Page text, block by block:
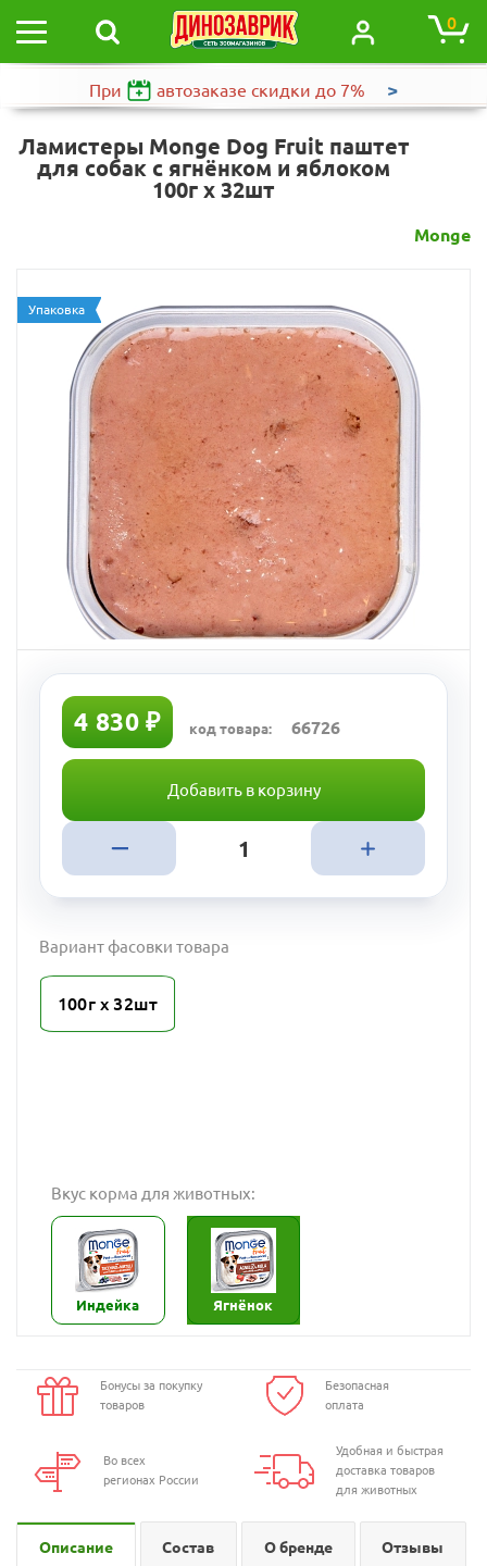
0
При автозаказе скидки до 7% >
Ламистеры Monge Dog Fruit паштет
для собак с ягнёнком и яблоком
100г х 32шт
Monge
Упаковка
4 830 ₽ код товара: 66726
Добавить в корзину
Вариант фасовки товара
100г х 32шт
Вкус корма для животных:
Индейка Ягнёнок
Бонусы за покупку
товаров
Безопасная
оплата
Во всех
регионах России
Удобная и быстрая
доставка товаров
для животных
Описание Состав О бренде Отзывы